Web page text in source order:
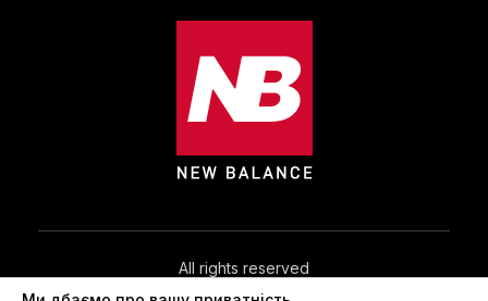
All rights reserved